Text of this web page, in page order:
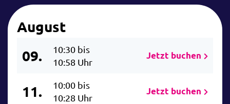
August
09.
10:30 bis
10:58 Uhr
Jetzt buchen
11.
10:00 bis
10:28 Uhr
Jetzt buchen